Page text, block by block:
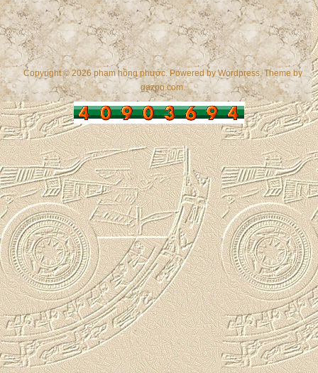
Copyright © 2026 phạm hồng phước. Powered byWordpress, Theme by
gazpo.com.